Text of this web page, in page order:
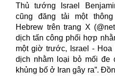
Thủ tướng Israel
cũng đăng tải một
Hebrew trên trang X
dịch tấn công phối hợp
một giờ trước, Israel - Hoa
dịch nhằm loại bỏ mối đe
khủng bố ở Iran gây ra”.